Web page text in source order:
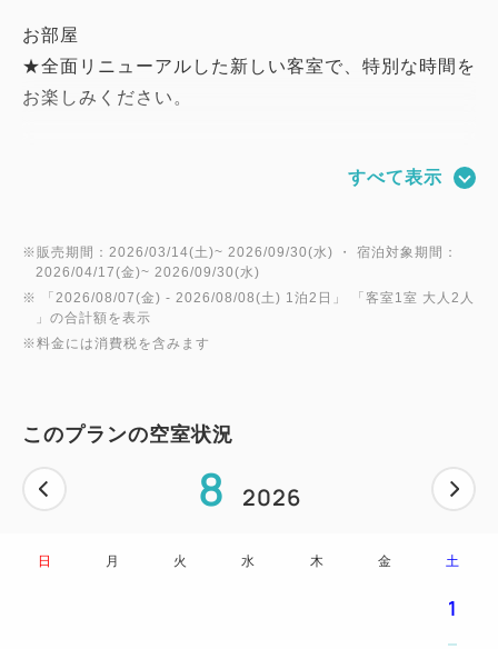
お部屋
★全面リニューアルした新しい客室で、特別な時間を
お楽しみください。
和洋食バイキングをお楽しみください。
おもてなし
①ウェルカムドリンク1杯付です。
②朝食券をランチ券としてもご利用いただけます。
③朝食券2枚で夕食バイキングへお振替可能です。
グが1回付となります。
⑤お一人様一泊につき1本ミネラルウォーター付で
す。
すべて表示
※販売期間：2026/03/14(土)~ 2026/09/30(水) ・ 宿泊対象期間：
2026/04/17(金)~ 2026/09/30(水)
※ 「 2026/08/07(金) - 2026/08/08(土) 1泊2日 」 「 客室1室 大人2人
」の合計額を表示
※料金には消費税を含みます
このプランの空室状況
8 2026
日 月 火 水 木 金 土
1